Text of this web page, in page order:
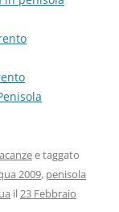
e taggato
2009, penisola
il23 Febbraio